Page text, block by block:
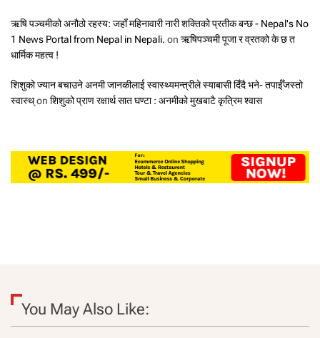
ऋषि पञ्चमीको अनौठो रहस्य: जहाँ महिनावारी नारी शक्तिको प्रतीक बन्छ - Nepal's No
1 News Portal from Nepal in Nepali. on ऋषिपञ्चमी पूजा र व्रतको के छ त
धार्मिक महत्व !
शिशुको ज्यान बचाउने अनमी जानकीलाई स्वास्थ्यमन्त्रीले स्याबासी दिँदै भने- तपाईँजस्तो
स्वास्थ्on शिशुको प्राण रक्षार्थ सात घण्टा : अनमीको मुखबाटै कृत्रिम श्वास
You May Also Like: